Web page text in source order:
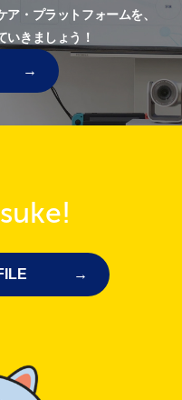
ア・プラットフォームを、
いきましょう！